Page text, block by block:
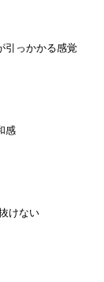
引っかかる感覚
感
けない